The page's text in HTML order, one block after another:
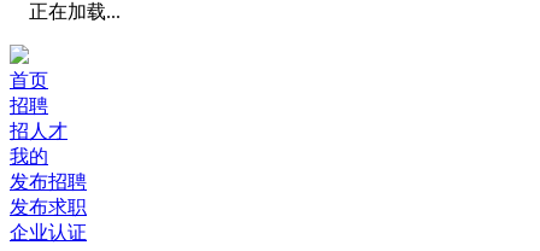
正在加载...
首页
招聘
招人才
我的
发布招聘
发布求职
企业认证